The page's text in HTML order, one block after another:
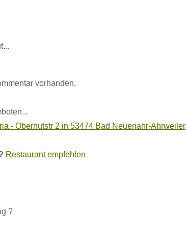
vorhanden.
- Oberhutstr 2 in 53474 Bad Neuenahr-Ahrweiler
Restaurant empfehlen
?